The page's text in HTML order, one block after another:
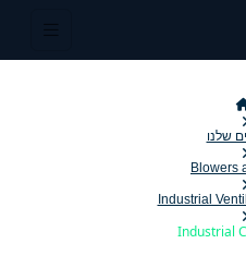
שלנו
Blowers
Industrial
Industrial